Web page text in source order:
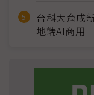
台科大育成
地端AI商用